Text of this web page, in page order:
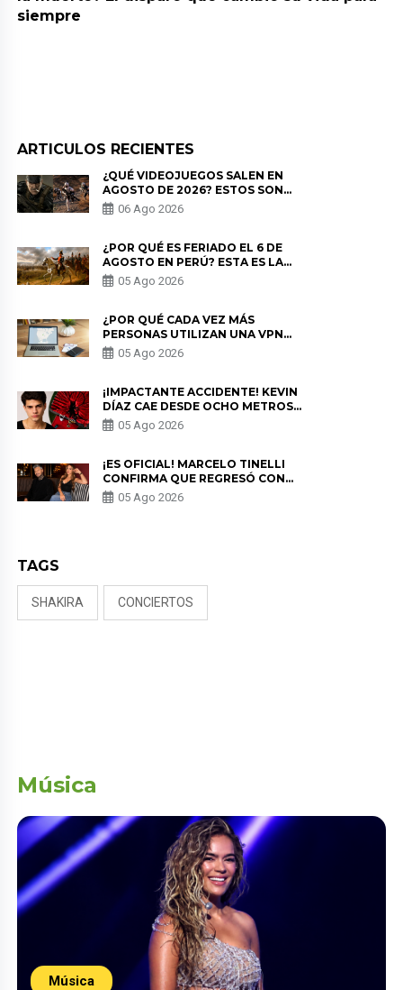
siempre
ARTICULOS RECIENTES
¿QUÉ VIDEOJUEGOS SALEN EN
AGOSTO DE 2026? ESTOS SON
LOS ESTRENOS MÁS ESPERADOS
06 Ago 2026
¿POR QUÉ ES FERIADO EL 6 DE
AGOSTO EN PERÚ? ESTA ES LA
HISTORIA
05 Ago 2026
¿POR QUÉ CADA VEZ MÁS
PERSONAS UTILIZAN UNA VPN
PARA PROTEGER SU
PRIVACIDAD?
05 Ago 2026
¡IMPACTANTE ACCIDENTE! KEVIN
DÍAZ CAE DESDE OCHO METROS
EN “ESTO ES GUERRA” Y GENERA
PREOCUPACIÓN
05 Ago 2026
¡ES OFICIAL! MARCELO TINELLI
CONFIRMA QUE REGRESÓ CON
MILETT FIGUEROA: “EL AMOR
PUDO MÁS”
05 Ago 2026
TAGS
SHAKIRA CONCIERTOS
Música
Música